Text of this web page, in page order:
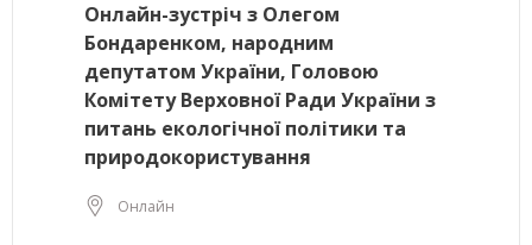
Онлайн-зустріч з Олегом
Бондаренком, народним
депутатом України, Головою
Комітету Верховної Ради України з
питань екологічної політики та
природокористування
Онлайн